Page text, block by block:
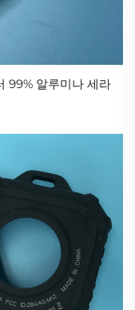
99% 알루미나 세라